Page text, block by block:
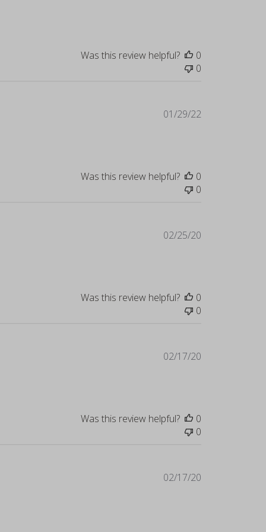
Was this review helpful?
0
0
Published
01/29/22
Was this review helpful?
0
0
Published
02/25/20
Was this review helpful?
0
0
Published
02/17/20
Was this review helpful?
0
0
Published
02/17/20